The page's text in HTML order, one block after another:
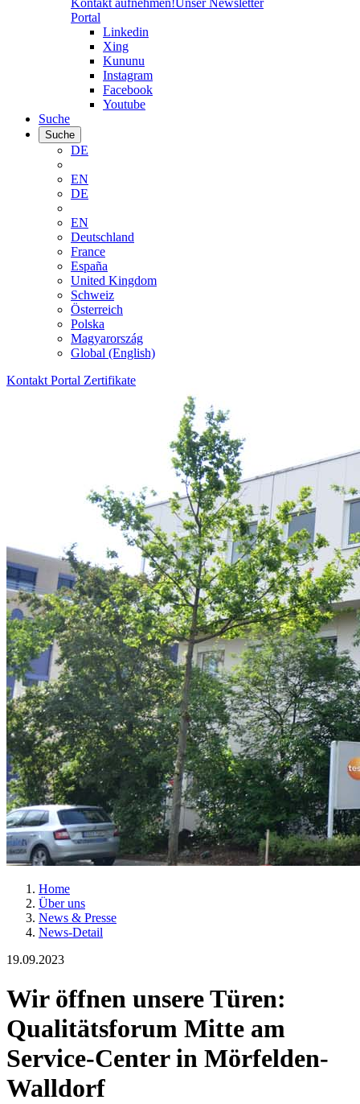
Kontakt aufnehmen!Unser Newsletter
Portal
Linkedin
Xing
Kununu
Instagram
Facebook
Youtube
Suche
Suche
DE
EN
DE
EN
Deutschland
France
España
United Kingdom
Schweiz
Österreich
Polska
Magyarország
Global (English)
Kontakt Portal Zertifikate
Home
Über uns
News & Presse
News-Detail
19.09.2023
Wir öffnen unsere Türen:
Qualitätsforum Mitte am
Service-Center in Mörfelden-
Walldorf